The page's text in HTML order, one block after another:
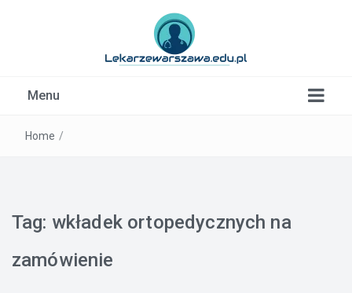
Menu
Home /
Tag: wkładek ortopedycznych na
zamówienie